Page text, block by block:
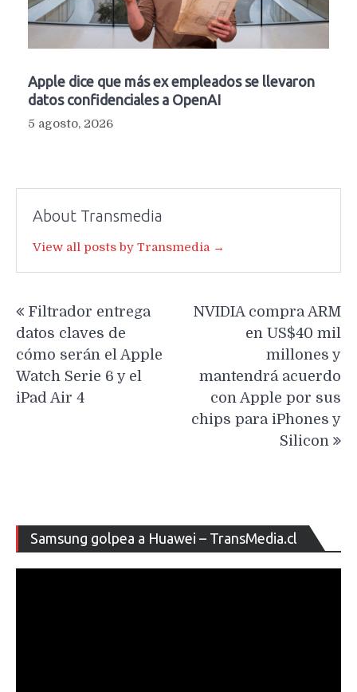
Apple dice que más ex empleados se llevaron
datos confidenciales a OpenAI
5 agosto, 2026
About Transmedia
View all posts by Transmedia →
de
entradas
Filtrador entrega
datos claves de
cómo serán el Apple
Watch Serie 6 y el
iPad Air 4
NVIDIA compra ARM
en US$40 mil
millones y
mantendrá acuerdo
con Apple por sus
chips para iPhones y
Silicon
Samsung golpea a Huawei – TransMedia.cl
de